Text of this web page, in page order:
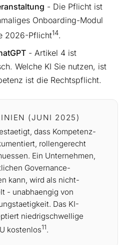
- Die Pflicht ist
Onboarding-Modul
2026-Pflicht14.
- Artikel 4 ist
Welche KI Sie nutzen, ist
ist die Rechtspflicht.
(JUNI 2025)
dass Kompetenz-
rollengerecht
Ein Unternehmen,
Governance-
kann, wird als nicht-
- unabhaengig von
Das KI-
niedrigschwellige
kostenlos11.